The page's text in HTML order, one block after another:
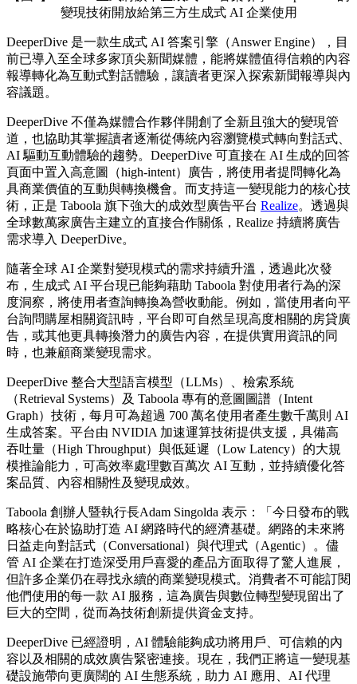
變現技術開放給第三方生成式 AI 企業使用
DeeperDive 是一款生成式 AI 答案引擎（Answer Engine），目
前已導入至全球多家頂尖新聞媒體，能將媒體值得信賴的內容
報導轉化為互動式對話體驗，讓讀者更深入探索新聞報導與內
容議題。
DeeperDive 不僅為媒體合作夥伴開創了全新且強大的變現管
道，也協助其掌握讀者逐漸從傳統內容瀏覽模式轉向對話式、
AI 驅動互動體驗的趨勢。DeeperDive 可直接在 AI 生成的回答
頁面中置入高意圖（high-intent）廣告，將使用者提問轉化為
具商業價值的互動與轉換機會。而支持這一變現能力的核心技
術，正是 Taboola 旗下強大的成效型廣告平台 Realize。透過與
全球數萬家廣告主建立的直接合作關係，Realize 持續將廣告
需求導入 DeeperDive。
隨著全球 AI 企業對變現模式的需求持續升溫，透過此次發
布，生成式 AI 平台現已能夠藉助 Taboola 對使用者行為的深
度洞察，將使用者查詢轉換為營收動能。例如，當使用者向平
台詢問購屋相關資訊時，平台即可自然呈現高度相關的房貸廣
告，或其他更具轉換潛力的廣告內容，在提供實用資訊的同
時，也兼顧商業變現需求。
DeeperDive 整合大型語言模型（LLMs）、檢索系統
（Retrieval Systems）及 Taboola 專有的意圖圖譜（Intent
Graph）技術，每月可為超過 700 萬名使用者產生數千萬則 AI
生成答案。平台由 NVIDIA 加速運算技術提供支援，具備高
吞吐量（High Throughput）與低延遲（Low Latency）的大規
模推論能力，可高效率處理數百萬次 AI 互動，並持續優化答
案品質、內容相關性及變現成效。
Taboola 創辦人暨執行長Adam Singolda 表示：「今日發布的戰
略核心在於協助打造 AI 網路時代的經濟基礎。網路的未來將
日益走向對話式（Conversational）與代理式（Agentic）。儘
管 AI 企業在打造深受用戶喜愛的產品方面取得了驚人進展，
但許多企業仍在尋找永續的商業變現模式。消費者不可能訂閱
他們使用的每一款 AI 服務，這為廣告與數位轉型變現留出了
巨大的空間，從而為技術創新提供資金支持。
DeeperDive 已經證明，AI 體驗能夠成功將用戶、可信賴的內
容以及相關的成效廣告緊密連接。現在，我們正將這一變現基
礎設施帶向更廣闊的 AI 生態系統，助力 AI 應用、AI 代理